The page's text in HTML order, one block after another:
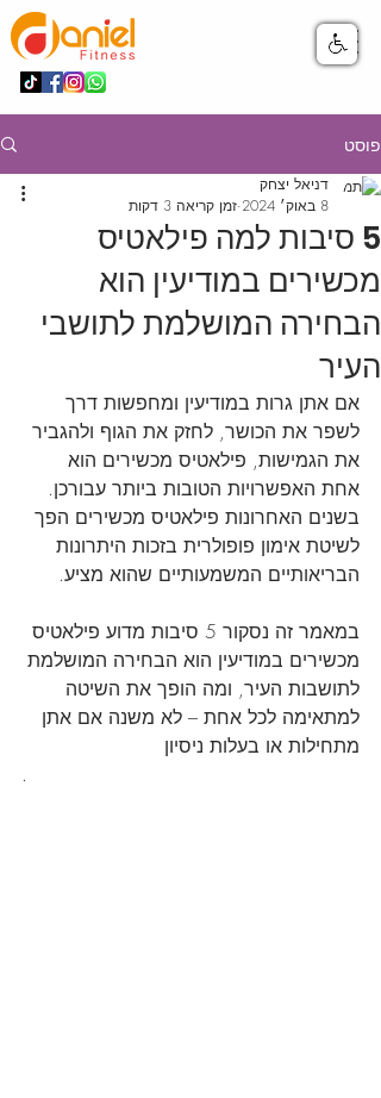
פוסט
5 סיבות למה פילאטיס
מכשירים במודיעין הוא
הבחירה המושלמת לתושבי
העיר
דניאל יצחק
8 באוק׳ 2024
זמן קריאה 3 דקות
אם אתן גרות במודיעין ומחפשות דרך
לשפר את הכושר, לחזק את הגוף ולהגביר
את הגמישות, פילאטיס מכשירים הוא
אחת האפשרויות הטובות ביותר עבורכן.
בשנים האחרונות פילאטיס מכשירים הפך
לשיטת אימון פופולרית בזכות היתרונות
הבריאותיים המשמעותיים שהוא מציע.
במאמר זה נסקור 5 סיבות מדוע פילאטיס
מכשירים במודיעין הוא הבחירה המושלמת
לתושבות העיר, ומה הופך את השיטה
למתאימה לכל אחת – לא משנה אם אתן
מתחילות או בעלות ניסיון
.